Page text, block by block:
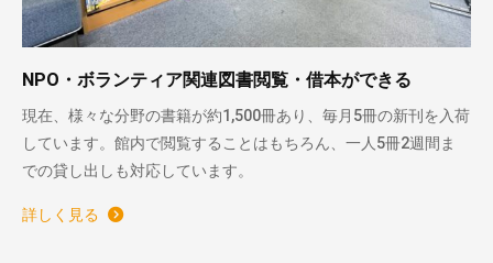
NPO・ボランティア関連図書閲覧・借本ができる
現在、様々な分野の書籍が約1,500冊あり、毎月5冊の新刊を入荷
しています。館内で閲覧することはもちろん、一人5冊2週間ま
での貸し出しも対応しています。
詳しく見る